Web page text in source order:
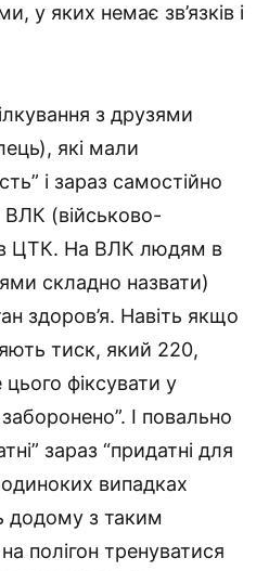
у яких немає зв’язків і
з друзями
які мали
і зараз самостійно
(військово-
в ЦТК. На ВЛК людям в
складно назвати)
здоров’я. Навіть якщо
тиск, який 220,
фіксувати у
І повально
зараз “придатні для
випадках
додому з таким
полігон тренуватися